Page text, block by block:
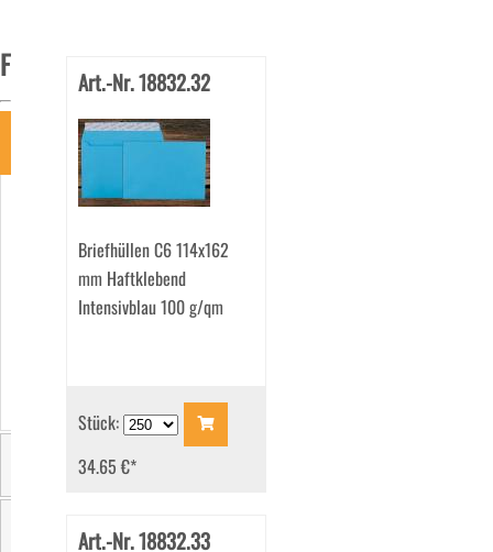
Filter
Briefhüllen
Art.-Nr. 18832.32
Briefhüllen C6 114x162
mm Haftklebend
Intensivblau 100 g/qm
Stück:
34.65 €*
Art.-Nr. 18832.33